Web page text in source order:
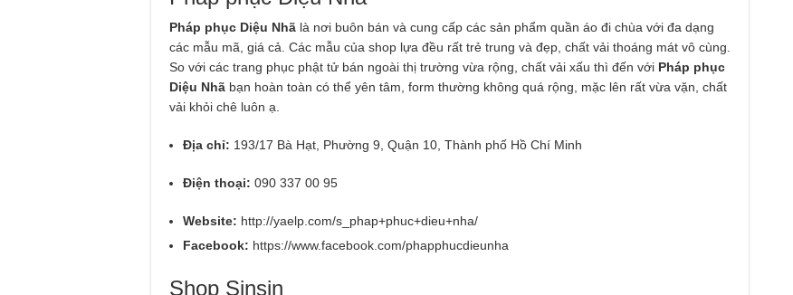
Pháp phục Diệu Nhã là nơi buôn bán và cung cấp các sản phẩm quần áo đi chùa với đa dạng
các mẫu mã, giá cả. Các mẫu của shop lựa đều rất trẻ trung và đẹp, chất vải thoáng mát vô cùng.
So với các trang phục phật tử bán ngoài thị trường vừa rộng, chất vải xấu thì đến với Pháp phục
Diệu Nhã bạn hoàn toàn có thể yên tâm, form thường không quá rộng, mặc lên rất vừa vặn, chất
vải khỏi chê luôn ạ.
Địa chỉ: 193/17 Bà Hạt, Phường 9, Quận 10, Thành phố Hồ Chí Minh
Điện thoại: 090 337 00 95
Website: http://yaelp.com/s_phap+phuc+dieu+nha/
Facebook: https://www.facebook.com/phapphucdieunha
Shop Sinsin